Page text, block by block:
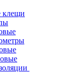
клещи